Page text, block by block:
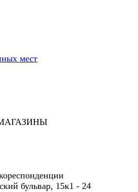
мест
бульвар, 15к1 - 24